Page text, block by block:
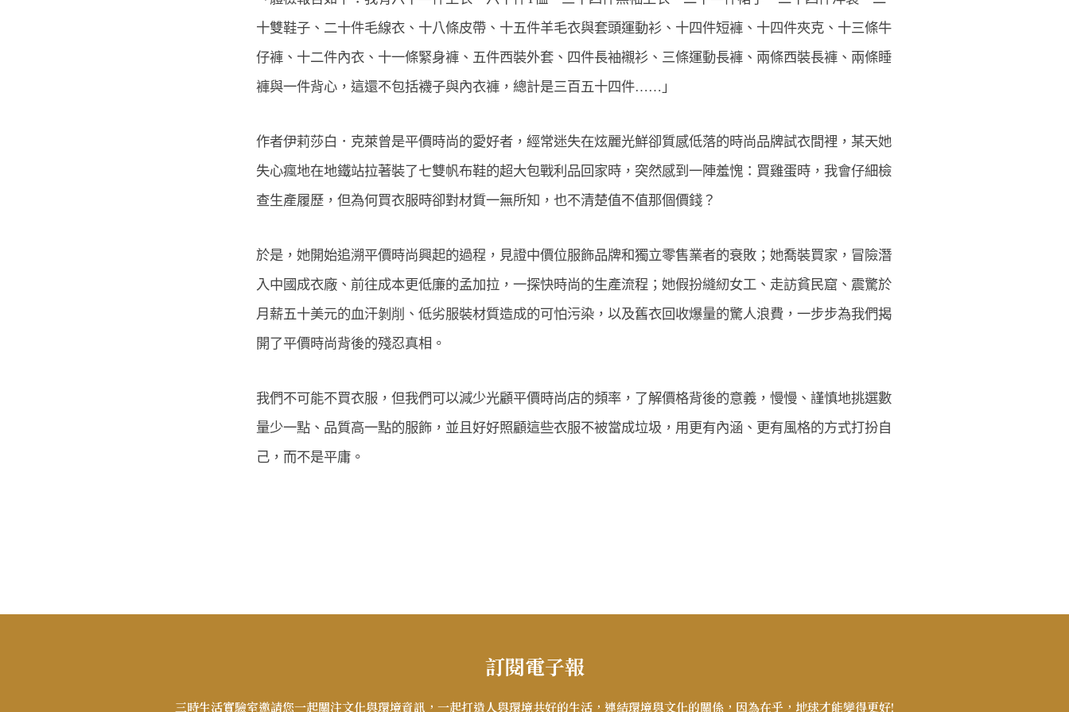
十雙鞋子、二十件毛線衣、十八條皮帶、十五件羊毛衣與套頭運動衫、十四件短褲、十四件夾克、十三條牛
仔褲、十二件內衣、十一條緊身褲、五件西裝外套、四件長袖襯衫、三條運動長褲、兩條西裝長褲、兩條睡
褲與一件背心，這還不包括襪子與內衣褲，總計是三百五十四件……」
作者伊莉莎白．克萊曾是平價時尚的愛好者，經常迷失在炫麗光鮮卻質感低落的時尚品牌試衣間裡，某天她
失心瘋地在地鐵站拉著裝了七雙帆布鞋的超大包戰利品回家時，突然感到一陣羞愧：買雞蛋時，我會仔細檢
查生產履歷，但為何買衣服時卻對材質一無所知，也不清楚值不值那個價錢？
於是，她開始追溯平價時尚興起的過程，見證中價位服飾品牌和獨立零售業者的衰敗；她喬裝買家，冒險潛
入中國成衣廠、前往成本更低廉的孟加拉，一探快時尚的生產流程；她假扮縫紉女工、走訪貧民窟、震驚於
月薪五十美元的血汗剝削、低劣服裝材質造成的可怕污染，以及舊衣回收爆量的驚人浪費，一步步為我們揭
開了平價時尚背後的殘忍真相。
我們不可能不買衣服，但我們可以減少光顧平價時尚店的頻率，了解價格背後的意義，慢慢、謹慎地挑選數
量少一點、品質高一點的服飾，並且好好照顧這些衣服不被當成垃圾，用更有內涵、更有風格的方式打扮自
己，而不是平庸。
訂閱電子報
三時生活實驗室邀請您一起關注文化與環境資訊，一起打造人與環境共好的生活，連結環境與文化的關係，因為在乎，地球才能變得更好!